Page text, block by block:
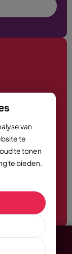
van
te
te tonen
te bieden.